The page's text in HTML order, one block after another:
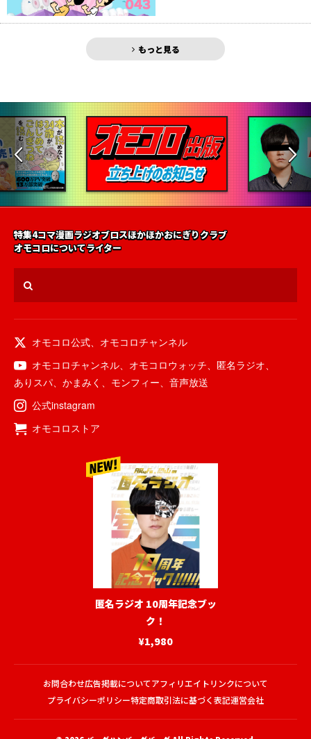
もっと見る
特集4コマ漫画ラジオブロスほかほかおにぎりクラブ
オモコロについてライター
オモコロ公式、 オモコロチャンネル
オモコロチャンネル、 オモコロウォッチ、 匿名ラジオ、
ありスパ、 かまみく 、 モンフィー、 音声放送
公式instagram
オモコロストア
匿名ラジオ 10周年記念ブッ
ク！
¥1,980
お問合わせ広告掲載についてアフィリエイトリンクについて
プライバシーポリシー特定商取引法に基づく表記運営会社